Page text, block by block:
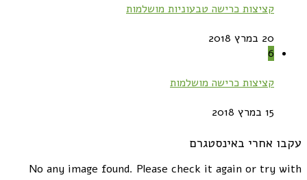
קציצות כרישה טבעוניות מושלמות
20 במרץ 2018
6
קציצות כרישה מושלמות
15 במרץ 2018
עקבו אחרי באינסטגרם
No any image found. Please check it again or try with